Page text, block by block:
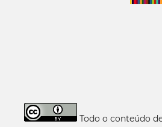
Todo o conteúdo